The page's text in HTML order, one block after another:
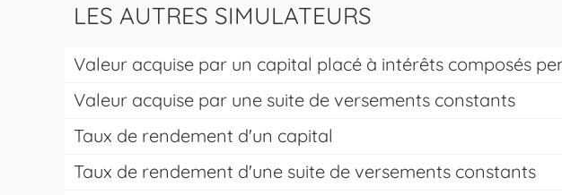
LES AUTRES SIMULATEURS
Valeur acquise par un capital placé à intérêts composés
Valeur acquise par une suite de versements constants
Taux de rendement d'un capital
Taux de rendement d'une suite de versements constants